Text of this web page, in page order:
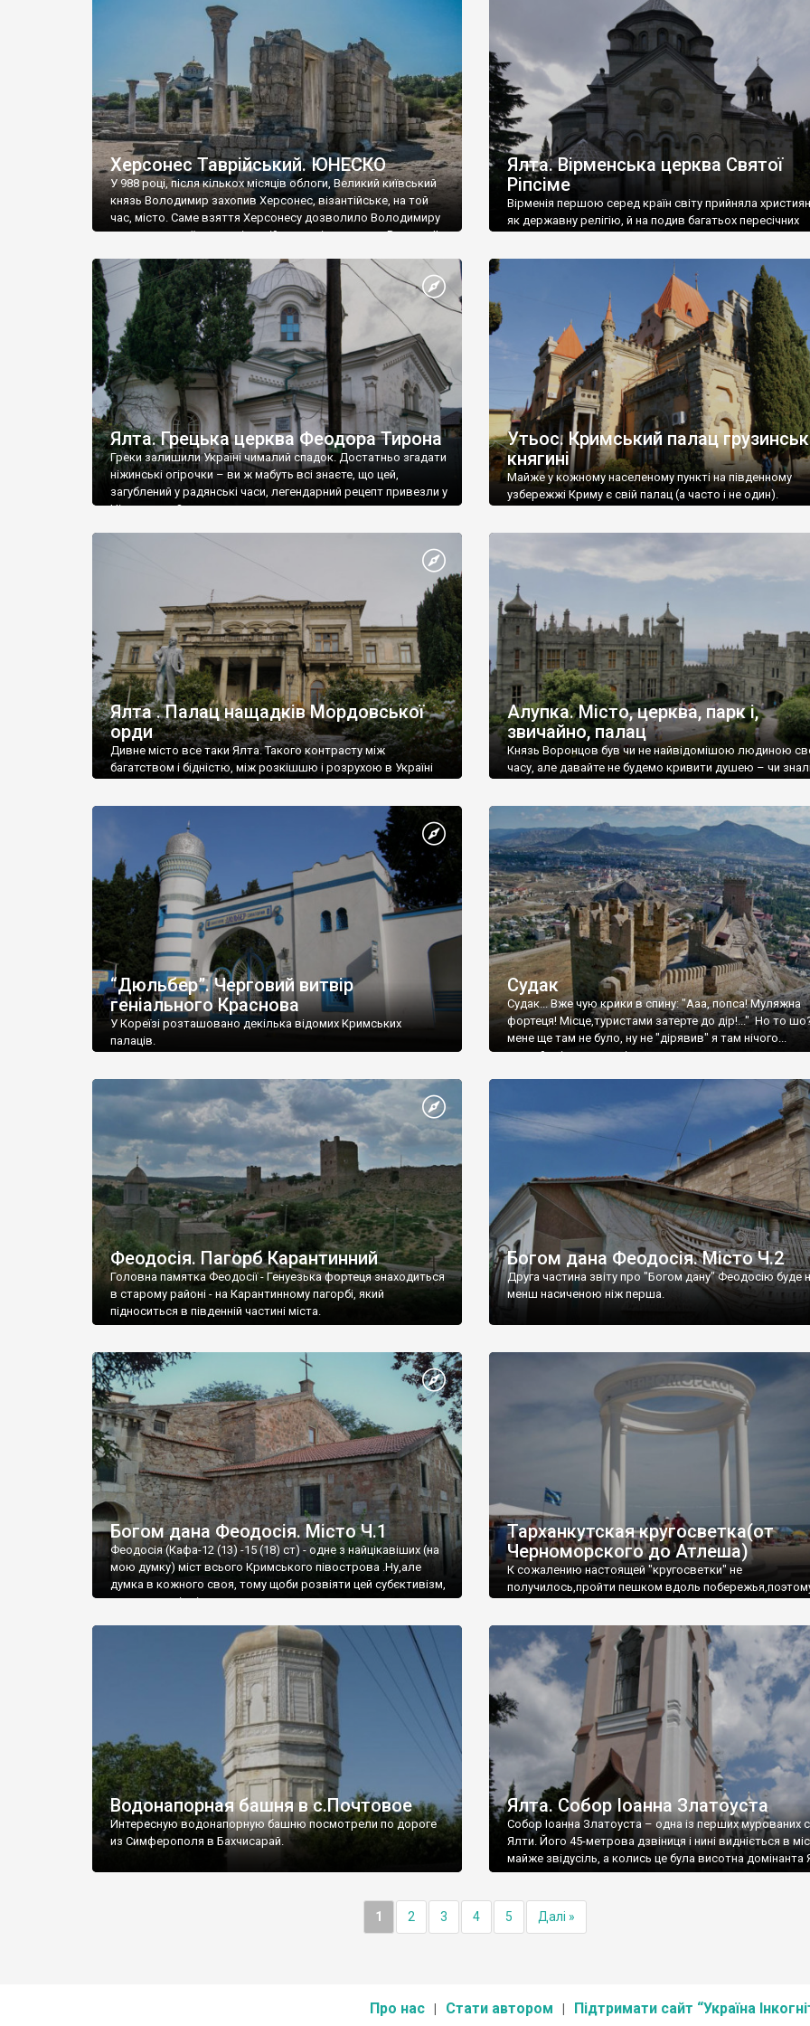
візантійської доби. Раритети викрадені з фондів об’єкту
культурної спадщини ЮНЕСКО «Херсонеса Таврійського».
Офіційно – на виставку «Золото Візантії», але експерти та
влада в Україні вважають це лише […]
називаються «повстяками» (postaki)…” “Вино. Крим
виробляє відмінне вино і його вдосталь: воно все
легке біле і дуже […]
Херсонес Таврійський. ЮНЕСКО
У 988 році, після кількох місяців облоги, Великий київський
князь Володимир захопив Херсонес, візантійське, на той
час, місто. Саме взяття Херсонесу дозволило Володимиру
диктувати свої умови візантійському імператору Василю ІІ,
Херсонесі Володимир-язичник, став Василем-
християнином. А потім було Хрещення Русі. На честь
Херсонесу Таврійського названо місто […]
Ялта. Вірменська церква Святої
Ріпсіме
Вірменія першою серед країн світу прийняла
як державну релігію, й на подив багатьох пересічних
Ялта. Грецька церква Феодора Тирона
Греки залишили Україні чималий спадок. Достатньо згадати
ніжинські огірочки – ви ж мабуть всі знаєте, що цей,
загублений у радянські часи, легендарний рецепт привезли у
Ніжин греки?
Утьос. Кримський палац
княгині
Майже у кожному населеному пункті на південному
узбережжі Криму є свій палац (а часто і не один).
Ялта . Палац нащадків Мордовської
орди
Дивне місто все таки Ялта. Такого контрасту між
багатством і бідністю, між розкішшю і розрухою в Україні
Алупка. Місто, церква, парк і,
звичайно, палац
Князь Воронцов був чи не найвідомішою людиною
часу, але давайте не будемо кривити душею – чи
“Дюльбер”. Черговий витвір
геніального Краснова
У Кореїзі розташовано декілька відомих Кримських
палаців.
Судак
Судак... Вже чую крики в спину: "Ааа, попса! Муляжна
фортеця! Місце,туристами затерте до дір!..." Но то
мене ще там не було, ну не "дірявив" я там нічого...
принаймні до цього літа.
Феодосія. Пагорб Карантинний
Головна памятка Феодосії - Генуезька фортеця знаходиться
в старому районі - на Карантинному пагорбі, який
підноситься в південній частині міста.
Богом дана Феодосія. Місто Ч.2
Друга частина звіту про "Богом дану" Феодосію буде
менш насиченою ніж перша.
Богом дана Феодосія. Місто Ч.1
Феодосія (Кафа-12 (13) -15 (18) ст) - одне з найцікавіших (на
мою думку) міст всього Кримського півострова .Ну,але
думка в кожного своя, тому щоби розвіяти цей субєктивізм,
запрошую відвідати це
Тарханкутская кругосветка(от
Черноморского до Атлеша)
К сожалению настоящей "кругосветки" не
получилось,пройти пешком вдоль
Водонапорная башня в с.Почтовое
Интересную водонапорную башню посмотрели по дороге
из Симферополя в Бахчисарай.
Ялта. Собор Іоанна Златоуста
Собор Іоанна Златоуста – одна із перших мурованих
Ялти. Його 45-метрова дзвіниця і нині видніється в
майже звідусіль, а колись це була висотна домінанта
1 2 3 4 5 Далі »
Про нас Стати автором Підтримати сайт “Україна